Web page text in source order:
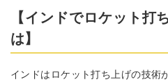
【インドでロケット打
は】
インドはロケット打ち上げの技術